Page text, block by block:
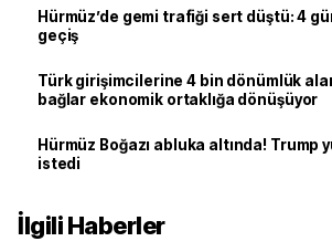
Hürmüz’de gemi trafiği sert düştü: 4
geçiş
Türk girişimcilerine 4 bin dönümlük
bağlar ekonomik ortaklığa dönüşüyor
Hürmüz Boğazı abluka altında! Trump
istedi
İlgili Haberler